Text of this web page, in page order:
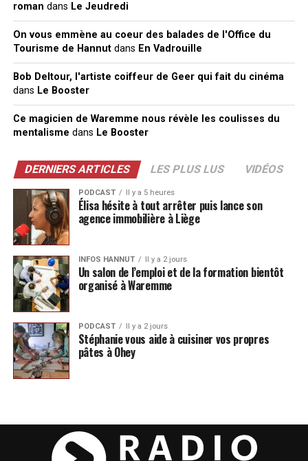
roman dans Le Jeudredi
On vous emmène au coeur des balades de l'Office du
Tourisme de Hannutdans En Vadrouille
Bob Deltour, l'artiste coiffeur de Geer qui fait du cinéma
dans Le Booster
Ce magicien de Waremme nous révèle les coulisses du
mentalisme dans Le Booster
DERNIERS ARTICLES LES PLUS LUS VIDÉOS
PODCAST Il y a 5 heures
Élisa hésite à tout arrêter puis lance son
agence immobilière à Liège
INFOS HANNUT Il y a 2 jours
Un salon de l’emploi et de la formation bientôt
organisé à Waremme
PODCAST Il y a 2 jours
Stéphanie vous aide à cuisiner vos propres
pâtes à Ohey